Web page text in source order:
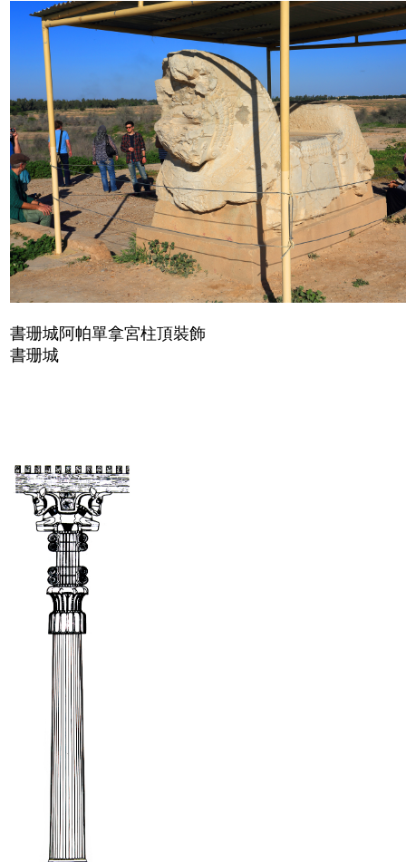
書珊城阿帕單拿宮柱頂裝飾
書珊城